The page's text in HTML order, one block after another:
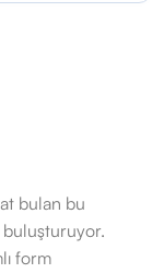
bulan bu
buluşturuyor.
form